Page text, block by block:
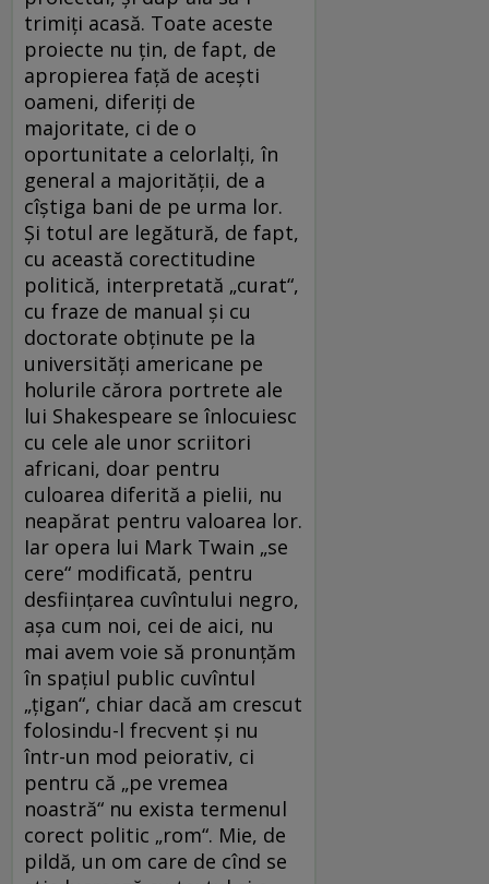
trimiți acasă. Toate aceste
proiecte nu țin, de fapt, de
apropierea față de acești
oameni, diferiți de
majoritate, ci de o
oportunitate a celorlalți, în
general a majorității, de a
cîștiga bani de pe urma lor.
Și totul are legătură, de fapt,
cu această corectitudine
politică, interpretată „curat“,
cu fraze de manual și cu
doctorate obținute pe la
universități americane pe
holurile cărora portrete ale
lui Shakespeare se înlocuiesc
cu cele ale unor scriitori
africani, doar pentru
culoarea diferită a pielii, nu
neapărat pentru valoarea lor.
Iar opera lui Mark Twain „se
cere“ modificată, pentru
desființarea cuvîntului negro,
așa cum noi, cei de aici, nu
mai avem voie să pronunțăm
în spațiul public cuvîntul
„țigan“, chiar dacă am crescut
folosindu-l frecvent și nu
într-un mod peiorativ, ci
pentru că „pe vremea
noastră“ nu exista termenul
corect politic „rom“. Mie, de
pildă, un om care de cînd se